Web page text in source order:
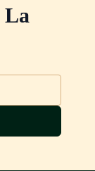
La